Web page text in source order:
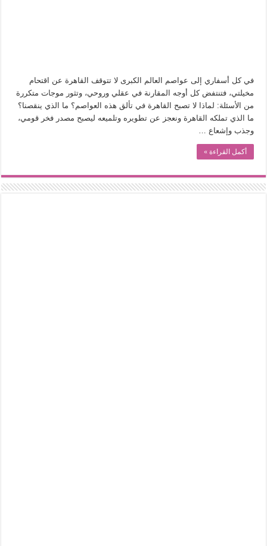
“الرحالة العرب واكتشاف أوروبا”.. قراءة جديدة لبدايات “الاستغراب”
عوالم منصورة عز الدين.. حين يصبح الزمن بطل الرواية
الطعام في الحضارة الإسلامية.. تاريخ يُقرأ بالنكهات
في كل أسفاري إلى عواصم العالم الكبرى لا تتوقف القاهرة عن اقتحام
مخيلتي، فتنتفض كل أوجه المقارنة في عقلي وروحي، وتثور موجات متكررة
من الأسئلة: لماذا لا تصبح القاهرة في تألق هذه العواصم؟ ما الذي ينقصنا؟
ما الذي تملكه القاهرة ونعجز عن تطويره وتلميعه ليصبح مصدر فخر قومي،
وجذب وإشعاع …
أكمل القراءة »